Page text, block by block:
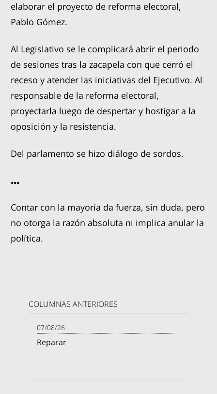
elaborar el proyecto de reforma electoral,
Pablo Gómez.
Al Legislativo se le complicará abrir el periodo
de sesiones tras la zacapela con que cerró el
receso y atender las iniciativas del Ejecutivo. Al
responsable de la reforma electoral,
proyectarla luego de despertar y hostigar a la
oposición y la resistencia.
Del parlamento se hizo diálogo de sordos.
...
Contar con la mayoría da fuerza, sin duda, pero
no otorga la razón absoluta ni implica anular la
política.
COLUMNAS ANTERIORES
07/08/26
Reparar